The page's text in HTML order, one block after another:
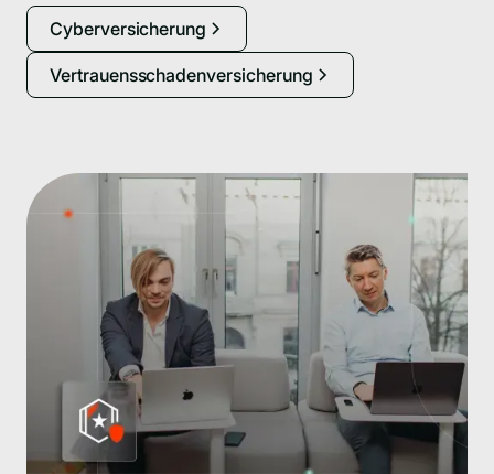
Cyberversicherung
Vertrauensschadenversicherung